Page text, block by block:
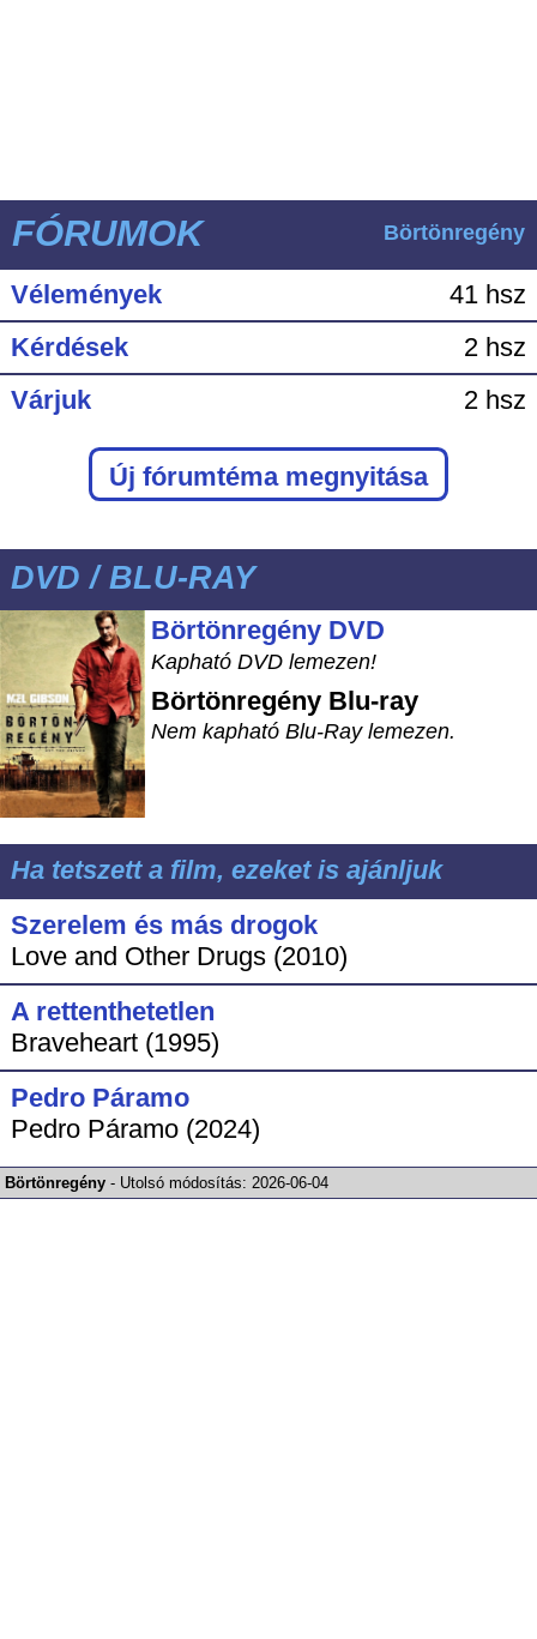
FÓRUMOK Börtönregény
Vélemények
41 hsz
Kérdések
2 hsz
Várjuk
2 hsz
Új fórumtéma megnyitása
DVD / BLU-RAY
Börtönregény DVD
Kapható DVD lemezen!
Börtönregény Blu-ray
Nem kapható Blu-Ray lemezen.
Ha tetszett a film, ezeket is ajánljuk
Szerelem és más drogok
Love and Other Drugs (2010)
A rettenthetetlen
Braveheart (1995)
Pedro Páramo
Pedro Páramo (2024)
Börtönregény - Utolsó módosítás: 2026-06-04